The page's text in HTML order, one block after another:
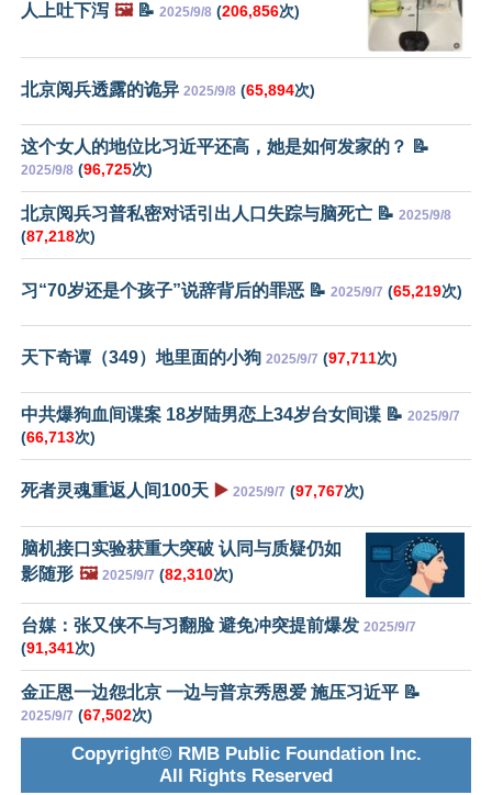
人上吐下泻 🖼️📝 2025/9/8 (206,856次)
北京阅兵透露的诡异 2025/9/8 (65,894次)
这个女人的地位比习近平还高，她是如何发家的？ 📝
2025/9/8 (96,725次)
北京阅兵习普私密对话引出人口失踪与脑死亡 📝 2025/9/8
(87,218次)
习“70岁还是个孩子”说辞背后的罪恶 📝 2025/9/7 (65,219次)
天下奇谭（349）地里面的小狗 2025/9/7 (97,711次)
中共爆狗血间谍案 18岁陆男恋上34岁台女间谍 📝 2025/9/7
(66,713次)
死者灵魂重返人间100天 ▶️ 2025/9/7 (97,767次)
脑机接口实验获重大突破 认同与质疑仍如
影随形 🖼️ 2025/9/7 (82,310次)
台媒：张又侠不与习翻脸 避免冲突提前爆发 2025/9/7
(91,341次)
金正恩一边怨北京 一边与普京秀恩爱 施压习近平 📝
2025/9/7 (67,502次)
Copyright© RMB Public Foundation Inc.
All Rights Reserved